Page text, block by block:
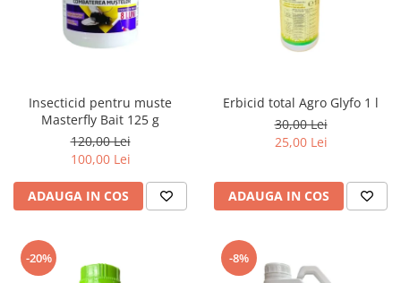
Insecticid pentru muste
Masterfly Bait 125 g
120,00 Lei
100,00 Lei
ADAUGA IN COS
Erbicid total Agro Glyfo 1 l
30,00 Lei
25,00 Lei
ADAUGA IN COS
-20% -8%